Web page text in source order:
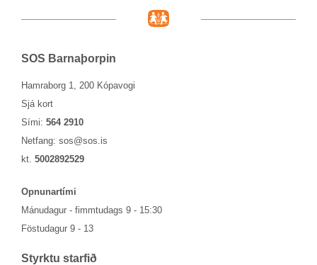
SOS Barna­þorp­in
Hamraborg 1, 200 Kópavogi
Sjá kort
Sími: 564 2910
Netfang: sos@sos.is
kt. 5002892529
Opn­un­ar­tími
Mánu­dag­ur - fimmtu­dags 9 - 15:30
Föstu­dag­ur 9 - 13
Styrktu starf­ið